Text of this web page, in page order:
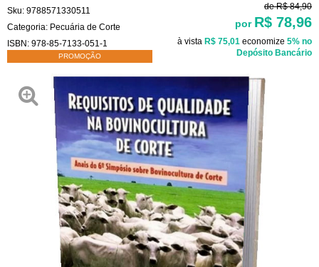
Sku: 9788571330511
Categoria: Pecuária de Corte
ISBN: 978-85-7133-051-1
PROMOÇÃO
de R$ 84,90
por R$ 78,96
à vista R$ 75,01 economize 5% no
Depósito Bancário